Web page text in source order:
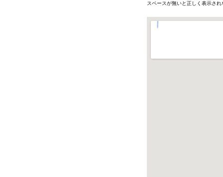
スペースが無いと正しく表示さ